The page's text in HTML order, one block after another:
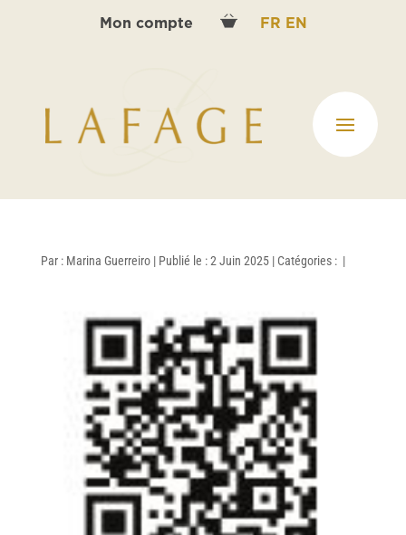
Mon compte FR EN
Par : Marina Guerreiro | Publié le : 2 Juin 2025 | Catégories : |